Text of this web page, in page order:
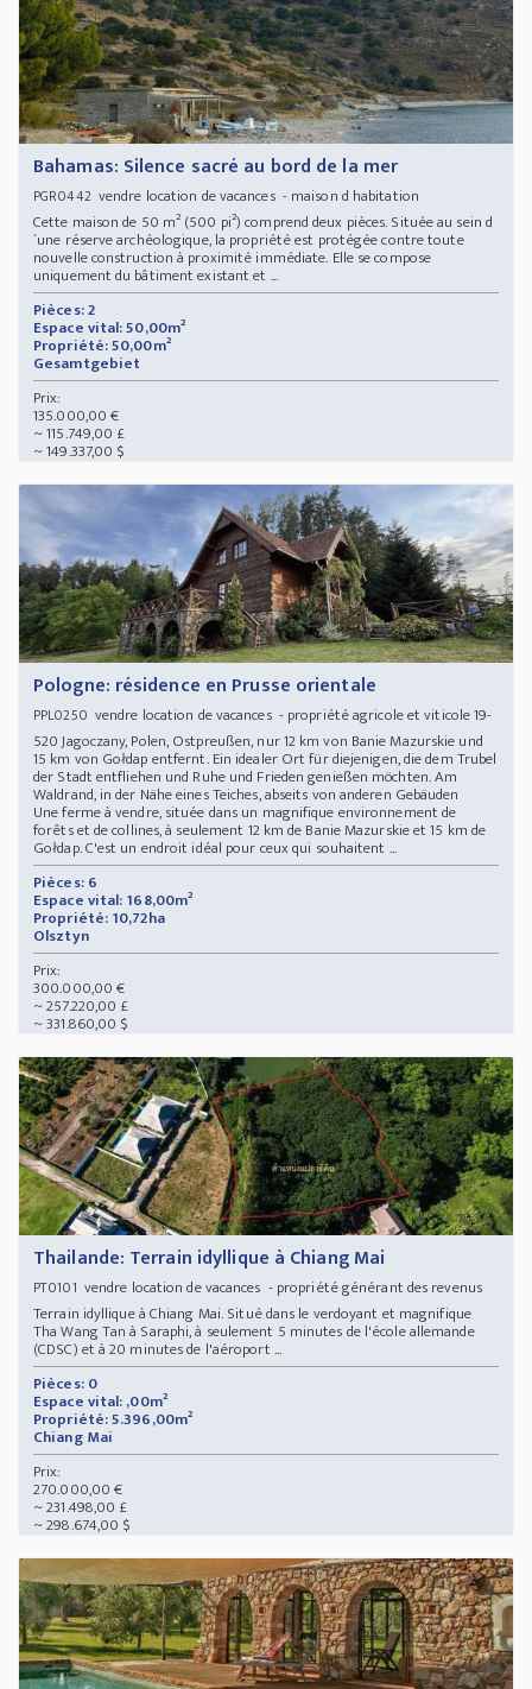
Bahamas: Silence sacré au bord de la mer
PGR0442vendre location de vacances - maison d habitation
Cette maison de 50 m² (500 pi²) comprend deux pièces. Située au sein d
´une réserve archéologique, la propriété est protégée contre toute
nouvelle construction à proximité immédiate. Elle se compose
uniquement du bâtiment existant et ...
Pièces: 2
Espace vital: 50,00m²
Propriété: 50,00m²
Gesamtgebiet
Prix:
135.000,00 €
~ 115.749,00 £
~ 149.337,00 $
Pologne: résidence en Prusse orientale
PPL0250 vendre location de vacances - propriété agricole et viticole 19-
520 Jagoczany, Polen, Ostpreußen, nur 12 km von Banie Mazurskie und
15 km von Gołdap entfernt. Ein idealer Ort für diejenigen, die dem Trubel
der Stadt entfliehen und Ruhe und Frieden genießen möchten. Am
Waldrand, in der Nähe eines Teiches, abseits von anderen Gebäuden
Une ferme à vendre, située dans un magnifique environnement de
forêts et de collines, à seulement 12 km de Banie Mazurskie et 15 km de
Gołdap. C'est un endroit idéal pour ceux qui souhaitent ...
Pièces: 6
Espace vital: 168,00m²
Propriété: 10,72ha
Olsztyn
Prix:
300.000,00 €
~ 257.220,00 £
~ 331.860,00 $
Thailande: Terrain idyllique à Chiang Mai
PT0101 vendre location de vacances - propriété générant des revenus
Terrain idyllique à Chiang Mai. Situé dans le verdoyant et magnifique
Tha Wang Tan à Saraphi, à seulement 5 minutes de l'école allemande
(CDSC) et à 20 minutes de l'aéroport ...
Pièces: 0
Espace vital: ,00m²
Propriété: 5.396,00m²
Chiang Mai
Prix:
270.000,00 €
~ 231.498,00 £
~ 298.674,00 $